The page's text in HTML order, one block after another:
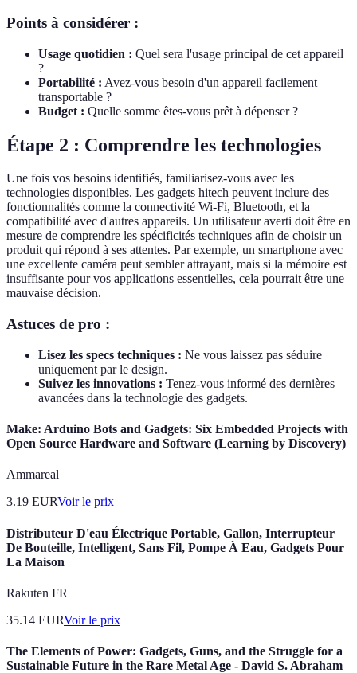
Points à considérer :
Usage quotidien : Quel sera l'usage principal de cet appareil
?
Portabilité : Avez-vous besoin d'un appareil facilement
transportable ?
Budget : Quelle somme êtes-vous prêt à dépenser ?
Étape 2 : Comprendre les technologies
Une fois vos besoins identifiés, familiarisez-vous avec les
technologies disponibles. Les gadgets hitech peuvent inclure des
fonctionnalités comme la connectivité Wi-Fi, Bluetooth, et la
compatibilité avec d'autres appareils. Un utilisateur averti doit être en
mesure de comprendre les spécificités techniques afin de choisir un
produit qui répond à ses attentes. Par exemple, un smartphone avec
une excellente caméra peut sembler attrayant, mais si la mémoire est
insuffisante pour vos applications essentielles, cela pourrait être une
mauvaise décision.
Astuces de pro :
Lisez les specs techniques : Ne vous laissez pas séduire
uniquement par le design.
Suivez les innovations : Tenez-vous informé des dernières
avancées dans la technologie des gadgets.
Make: Arduino Bots and Gadgets: Six Embedded Projects with
Open Source Hardware and Software (Learning by Discovery)
Ammareal
3.19 EURVoir le prix
Distributeur D'eau Électrique Portable, Gallon, Interrupteur
De Bouteille, Intelligent, Sans Fil, Pompe À Eau, Gadgets Pour
La Maison
Rakuten FR
35.14 EURVoir le prix
The Elements of Power: Gadgets, Guns, and the Struggle for a
Sustainable Future in the Rare Metal Age - David S. Abraham